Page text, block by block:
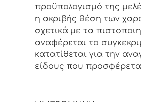
προϋπολογισμό της
η ακριβής θέση των
σχετικά με τα
αναφέρεται το
κατατίθεται για την
είδους που